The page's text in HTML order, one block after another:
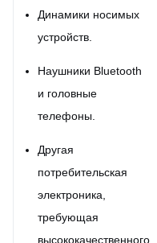
Динамики носимых
устройств.
Наушники Bluetooth
и головные
телефоны.
Другая
потребительская
электроника,
требующая
высококачественного